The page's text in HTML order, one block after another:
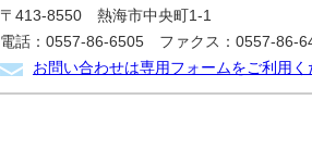
〒413-8550 熱海市中央町1-1
電話：0557-86-6505 ファクス：0557-86-
お問い合わせは専用フォームをご利用く